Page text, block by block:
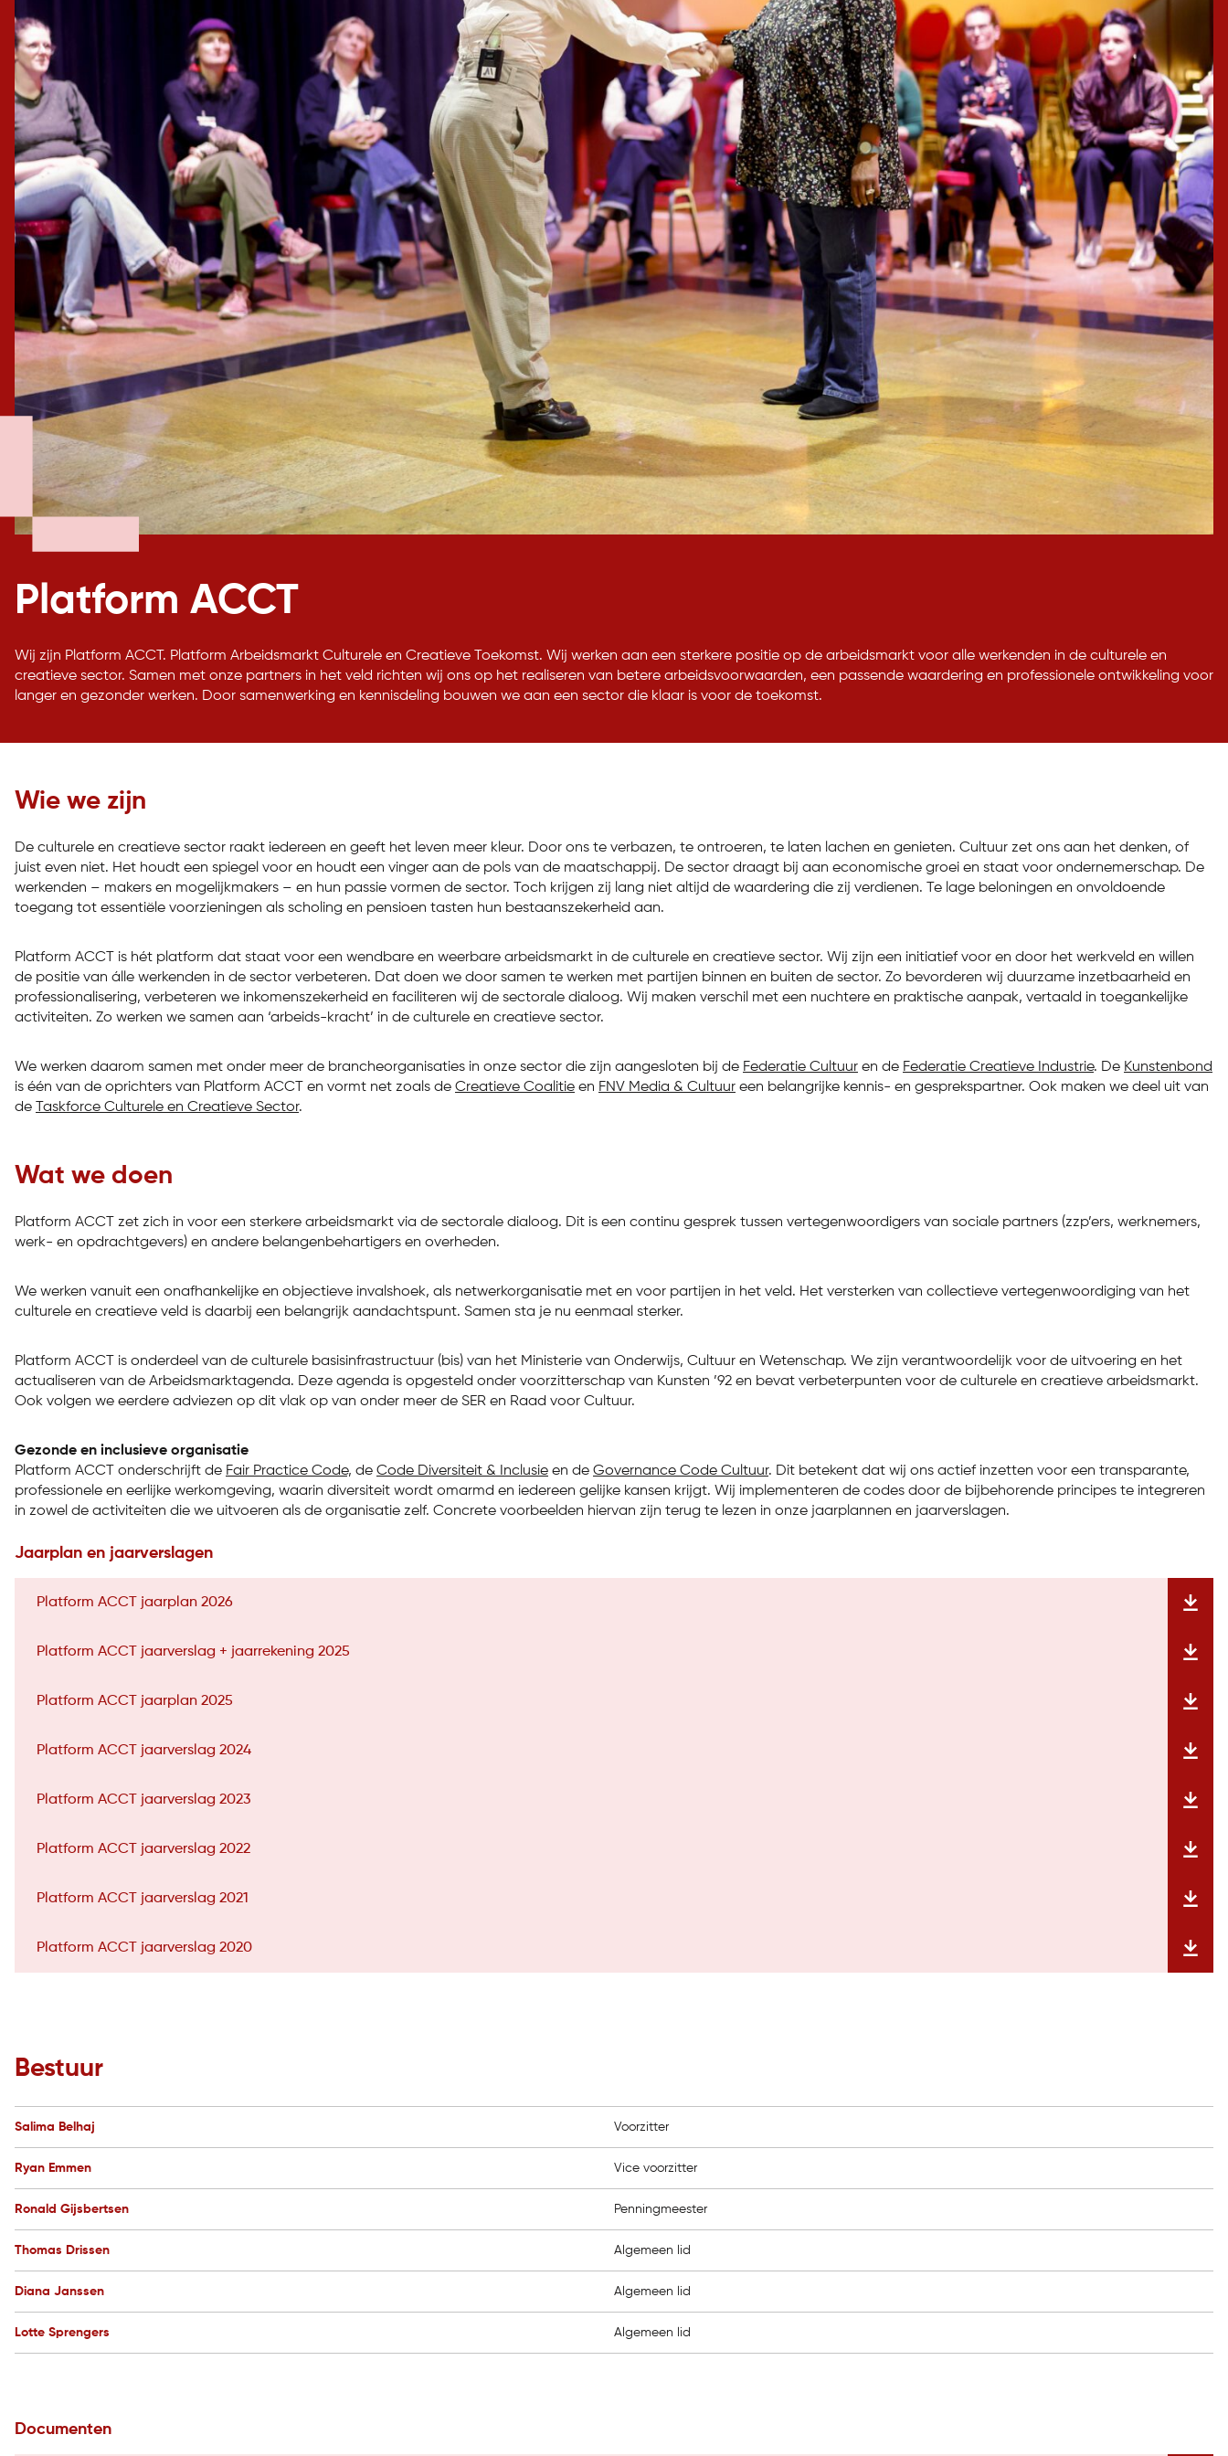
Platform ACCT
Wij zijn Platform ACCT. Platform Arbeidsmarkt Culturele en Creatieve Toekomst. Wij werken aan een sterkere positie op de arbeidsmarkt voor alle werkenden in de culturele en
creatieve sector. Samen met onze partners in het veld richten wij ons op het realiseren van betere arbeidsvoorwaarden, een passende waardering en professionele ontwikkeling voor
langer en gezonder werken. Door samenwerking en kennisdeling bouwen we aan een sector die klaar is voor de toekomst.
Wie we zijn
De culturele en creatieve sector raakt iedereen en geeft het leven meer kleur. Door ons te verbazen, te ontroeren, te laten lachen en genieten. Cultuur zet ons aan het denken, of
juist even niet. Het houdt een spiegel voor en houdt een vinger aan de pols van de maatschappij. De sector draagt bij aan economische groei en staat voor ondernemerschap. De
werkenden – makers en mogelijkmakers – en hun passie vormen de sector. Toch krijgen zij lang niet altijd de waardering die zij verdienen. Te lage beloningen en onvoldoende
toegang tot essentiële voorzieningen als scholing en pensioen tasten hun bestaanszekerheid aan.
Platform ACCT is hét platform dat staat voor een wendbare en weerbare arbeidsmarkt in de culturele en creatieve sector. Wij zijn een initiatief voor en door het werkveld en willen
de positie van álle werkenden in de sector verbeteren. Dat doen we door samen te werken met partijen binnen en buiten de sector. Zo bevorderen wij duurzame inzetbaarheid en
professionalisering, verbeteren we inkomenszekerheid en faciliteren wij de sectorale dialoog. Wij maken verschil met een nuchtere en praktische aanpak, vertaald in toegankelijke
activiteiten. Zo werken we samen aan ‘arbeids-kracht’ in de culturele en creatieve sector.
We werken daarom samen met onder meer de brancheorganisaties in onze sector die zijn aangesloten bij de Federatie Cultuur en de Federatie Creatieve Industrie. De Kunstenbond
is één van de oprichters van Platform ACCT en vormt net zoals de Creatieve Coalitie en FNV Media & Cultuur een belangrijke kennis- en gesprekspartner. Ook maken we deel uit van
de
Taskforce Culturele en Creatieve Sector.
Wat we doen
Platform ACCT zet zich in voor een sterkere arbeidsmarkt via de sectorale dialoog. Dit is een continu gesprek tussen vertegenwoordigers van sociale partners (zzp’ers, werknemers,
werk- en opdrachtgevers) en andere belangenbehartigers en overheden.
We werken vanuit een onafhankelijke en objectieve invalshoek, als netwerkorganisatie met en voor partijen in het veld. Het versterken van collectieve vertegenwoordiging van het
culturele en creatieve veld is daarbij een belangrijk aandachtspunt. Samen sta je nu eenmaal sterker.
Platform ACCT is onderdeel van de culturele basisinfrastructuur (bis) van het Ministerie van Onderwijs, Cultuur en Wetenschap. We zijn verantwoordelijk voor de uitvoering en het
actualiseren van de Arbeidsmarktagenda. Deze agenda is opgesteld onder voorzitterschap van Kunsten ’92 en bevat verbeterpunten voor de culturele en creatieve arbeidsmarkt.
Ook volgen we eerdere adviezen op dit vlak op van onder meer de SER en Raad voor Cultuur.
Gezonde en inclusieve organisatie
Platform ACCT onderschrijft de Fair Practice Code, de Code Diversiteit & Inclusie en de Governance Code Cultuur. Dit betekent dat wij ons actief inzetten voor een transparante,
professionele en eerlijke werkomgeving, waarin diversiteit wordt omarmd en iedereen gelijke kansen krijgt. Wij implementeren de codes door de bijbehorende principes te integreren
in zowel de activiteiten die we uitvoeren als de organisatie zelf. Concrete voorbeelden hiervan zijn terug te lezen in onze jaarplannen en jaarverslagen.
Jaarplan en jaarverslagen
Platform ACCT jaarplan 2026
Platform ACCT jaarverslag + jaarrekening 2025
Platform ACCT jaarplan 2025
Platform ACCT jaarverslag 2024
Platform ACCT jaarverslag 2023
Platform ACCT jaarverslag 2022
Platform ACCT jaarverslag 2021
Platform ACCT jaarverslag 2020
Bestuur
Salima Belhaj Voorzitter
Ryan Emmen Vice voorzitter
Ronald Gijsbertsen Penningmeester
Thomas Drissen Algemeen lid
Diana Janssen Algemeen lid
Lotte Sprengers Algemeen lid
Documenten